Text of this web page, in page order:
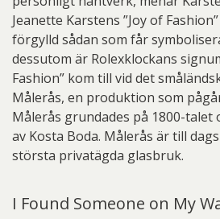
Jeanette Karstens ”Joy of
förgylld sådan som får
dessutom är Rolexklockans
Fashion” kom till vid det
Målerås, en produktion som
Målerås grundades på 1800-talet
av Kosta Boda. Målerås är till
största privatägda glasbruk.
I Found Someone on My